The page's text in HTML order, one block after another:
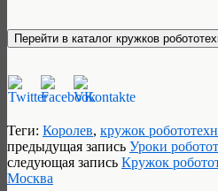
Теги: Королев, кружок
предыдущая запись Уроки
следующая запись Кружок
Москва